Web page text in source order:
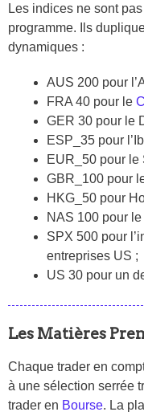
Les indices ne sont
programme. Ils
dynamiques :
AUS 200 pour
FRA 40 pour le
GER 30 pour le
ESP_35 pour
EUR_50 pour le
GBR_100 pour
HKG_50 pour
NAS 100 pour
SPX 500 pour
entreprises US ;
US 30 pour un
Les Matières
Chaque trader en
à une sélection serrée
trader en Bourse. La